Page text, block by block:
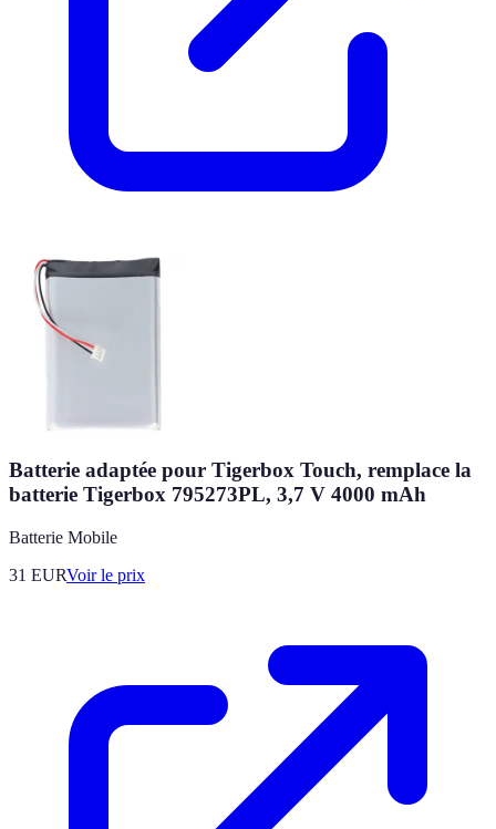
Batterie adaptée pour Tigerbox Touch, remplace la
batterie Tigerbox 795273PL, 3,7 V 4000 mAh
Batterie Mobile
31 EURVoir le prix